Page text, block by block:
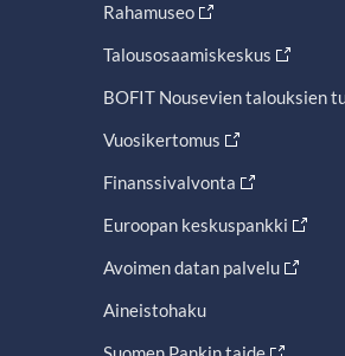
Rahamuseo
Talousosaamiskeskus
BOFIT Nousevien talouksien
Vuosikertomus
Finanssivalvonta
Euroopan keskuspankki
Avoimen datan palvelu
Aineistohaku